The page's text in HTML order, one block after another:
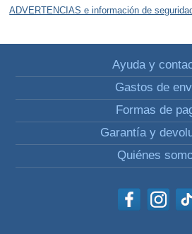
ADVERTENCIAS e información de
Ayuda y
Gastos de
Formas de
Garantía y
Quiénes